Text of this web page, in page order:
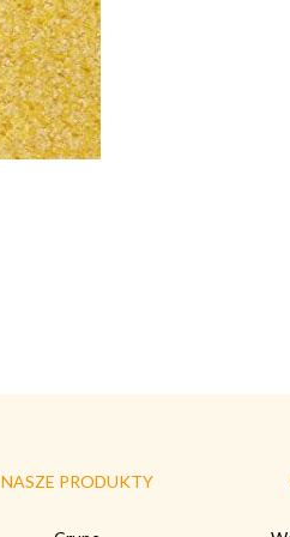
NASZE PRODUKTY